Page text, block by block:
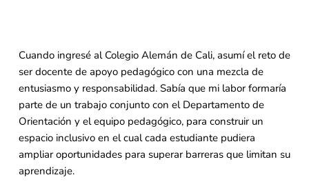
Cuando ingresé al Colegio Alemán de Cali, asumí el reto de
ser docente de apoyo pedagógico con una mezcla de
entusiasmo y responsabilidad. Sabía que mi labor formaría
parte de un trabajo conjunto con el Departamento de
Orientación y el equipo pedagógico, para construir un
espacio inclusivo en el cual cada estudiante pudiera
ampliar oportunidades para superar barreras que limitan su
aprendizaje.